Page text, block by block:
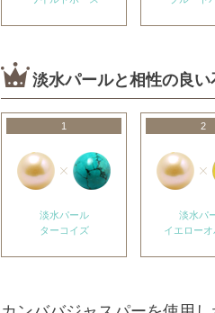
淡水パールと相性の良い
1
淡水パール
ターコイズ
2
淡水パ
イエロー